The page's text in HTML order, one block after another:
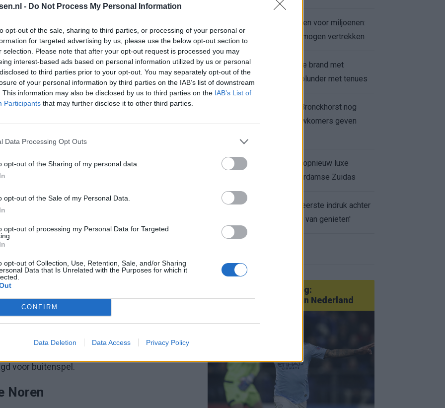
- Do Not Process My Personal Information
opt-out of the sale, sharing to third parties, or processing of your personal or
for targeted advertising by us, please use the below opt-out section to
selection. Please note that after your opt-out request is processed you may
interest-based ads based on personal information utilized by us or personal
to third parties prior to your opt-out. You may separately opt-out of the
of your personal information by third parties on the IAB’s list of downstream
This information may also be disclosed by us to third parties on the IAB’s List of
Participants that may further disclose it to other third parties.
Data Processing Opt Outs
opt-out of the Sharing of my personal data.
opt-out of the Sale of my Personal Data.
opt-out of processing my Personal Data for Targeted
opt-out of Collection, Use, Retention, Sale, and/or Sharing
Data that Is Unrelated with the Purposes for which it
CONFIRM
Data Deletion Data Access Privacy Policy
even in en schoot vervolgens te bereikbaar in.
de penalty.
nam Brazilië steeds nadrukkelijker het
Martinelli voor het doel, terwijl Martinelli even
Guimarães zocht. Opnieuw stond Nyland in
en Ødegaard. De spelmaker schoot na 35
voor het eerst opdook bij een voorzet van
voor rust een grote kans na balverlies van
Nyland. Net voor de pauze moest ook
van Ødegaard. Zo bleef het halverwege 0-
en Andreas Schjelderup kwamen in de ploeg
zouden beslissend blijken. Brazilië zocht naar
jonge aanvaller had bijna direct de 1-0 op zijn
maar zijn aanname was te lang en zijn schot
Braziliaanse spel, maar Nyland bleef overeind.
Bruno Guimarães kopte van dichtbij op de
voor buitenspel.
Noren
16.
Feyenoord zet deur open voor miljoenen:
Ueda en Hadj Moussa mogen vertrekken
17.
Ajax helpt Burnley uit de brand met
afgeknipte sokken na blunder met tenues
Feyenoord onder Van Bronckhorst nog
altijd ongeslagen: nieuwkomers geven
Hakim Ziyech verhuurt opnieuw luxe
appartement op Amsterdamse Zuidas
Marcos Leonardo laat eerste indruk achter
bij Ajax: 'Hier gaan fans van genieten'
Van Götze tot Sterling:
statementtransfers in Nederland